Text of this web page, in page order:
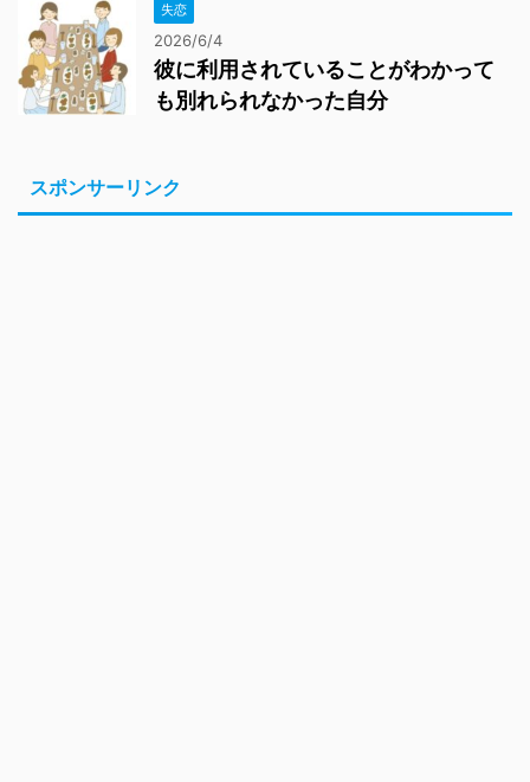
失恋
2026/6/4
彼に利用されていることがわかって
も別れられなかった自分
スポンサーリンク